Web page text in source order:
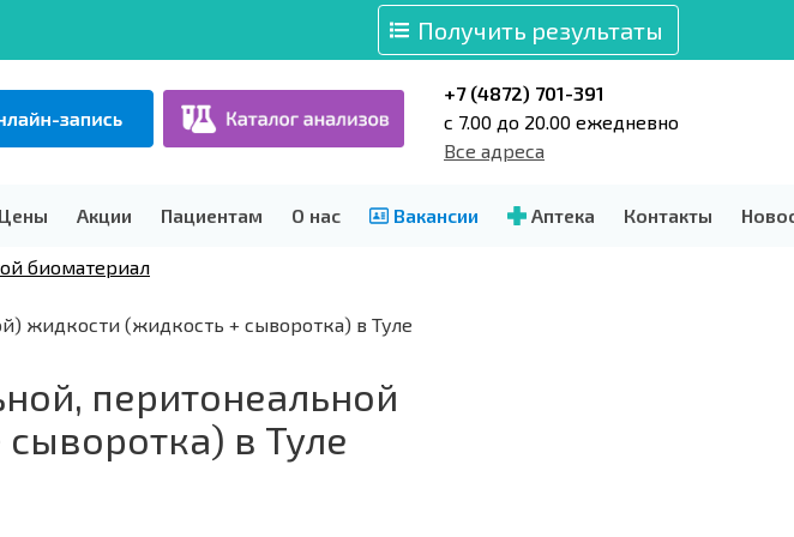
Получить результаты
+7 (4872) 701-391
c 7.00 до 20.00 ежедневно
Все адреса
Цены Акции Пациентам О нас Вакансии Аптека Контакты
биоматериал
жидкости (жидкость + сыворотка) в Туле
перитонеальной
в Туле